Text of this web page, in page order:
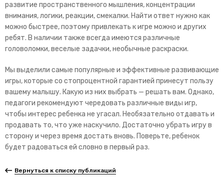
развитие пространственного мышления, концентрации
внимания, логики, реакции, смекалки. Найти ответ нужно как
можно быстрее, поэтому привлекать к игре можно и других
ребят. В наличии также всегда имеются различные
головоломки, веселые задачки, необычные раскраски.
Мы выделили самые популярные и эффективные развивающие
игры, которые со стопроцентной гарантией принесут пользу
вашему малышу. Какую из них выбрать — решать вам. Однако,
педагоги рекомендуют чередовать различные виды игр,
чтобы интерес ребенка не угасал. Необязательно отдавать и
продавать то, что уже наскучило. Достаточно убрать игру в
сторону и через время достать вновь. Поверьте, ребенок
будет радоваться ей словно в первый раз.
Вернуться к списку публикаций